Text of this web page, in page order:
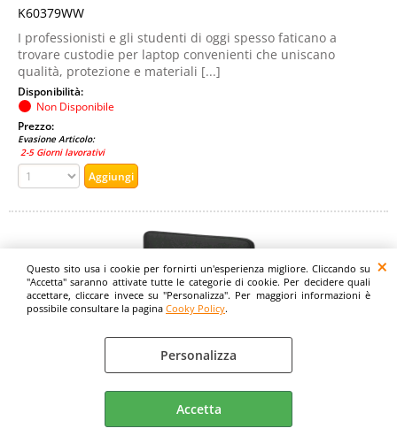
Questo sito usa i cookie per fornirti un'esperienza migliore. Cliccando su
"Accetta" saranno attivate tutte le categorie di cookie. Per decidere quali
accettare, cliccare invece su "Personalizza". Per maggiori informazioni è
possibile consultare la pagina Cooky Policy.
Personalizza
Accetta
K60379WW
I professionisti e gli studenti di oggi spesso faticano a
trovare custodie per laptop convenienti che uniscano
qualità, protezione e materiali [...]
Disponibilità:
Non Disponibile
Prezzo:
Evasione Articolo:
2-5 Giorni lavorativi
KENSINGTON CUSTODIA CLASSICA EQ PER